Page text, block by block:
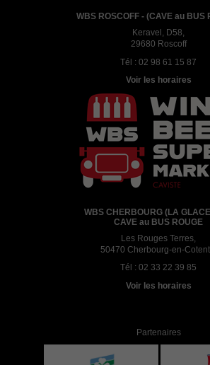
WBS ROSCOFF - (CAVE au BUS
Keravel, D58,
29680 Roscoff
Tél : 02 98 61 15 87
Voir les horaires
WBS CHERBOURG (LA
CAVE au BUS ROUGE
Les Rouges Terres,
50470 Cherbourg-en-
Tél : 02 33 22 39 85
Voir les horaires
Partenaires